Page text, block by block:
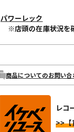
パワーレック
※店頭の在庫状況を
商品についてのお問い合
レコ
>>【